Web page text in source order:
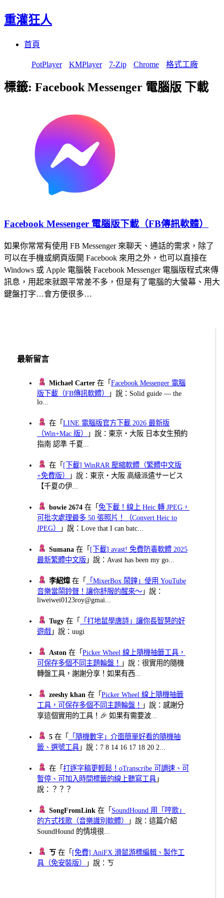
重灌狂人
首頁
PotPlayer KMPlayer 7-Zip Chrome 格式工廠
標籤: Facebook Messenger 電腦版 下載
Facebook Messenger 電腦版下載（FB傳訊軟體）
如果你常常有使用 FB Messenger 來聊天、通話的需求，除了
可以在手機或網頁版開 Facebook 來用之外，也可以直接在
Windows 或 Apple 電腦裝 Facebook Messenger 電腦版程式來傳
訊息，用起來就跟平常差不多，但是有了電腦的大螢幕、用大
鍵盤打字…會方便很多…
最新留言
Michael Carter 在「Facebook Messenger 電腦
版下載（FB傳訊軟體）
」說：Solid guide — the
lo...
在「LINE 電腦版官方下載 2026 最新版
（Win+Mac 版）
」說：東京・大阪 日本女生預約
指南 認準 千夏...
在「 [下載] WinRAR 壓縮軟體（繁體中文版
+免費版）
」說：東京・大阪 高級派遣サービス
【千夏の伊...
bowie 2674 在「免下載！線上 Heic 轉 JPEG，
可批次處理最多 50 張照片！（Convert Heic to
JPEG）
」說：Love that I can batc...
Sumana 在「 [下載] avast! 免費防毒軟體 2025
最新繁體中文版 」說：Avast has been my go...
李紹煒在「
「MixerBox 鬧鐘」使用 YouTube
音樂當鬧鈴聲！讓你舒服的醒來～ 」說：
liweiwei0123roy@gmai...
Tugy 在「
「打地鼠學唐詩」讓你長智慧的好
遊戲 」說：uugi
Aston 在「Picker Wheel 線上隨機抽籤工具，
可保存多個不同主題輪盤！
」說：很實用的隨機
轉盤工具，謝謝分享！如果有西...
zeeshy khan 在「Picker Wheel 線上隨機抽籤
工具，可保存多個不同主題輪盤！
」說：感謝分
享這個實用的工具！🎉 如果有需要波...
5 在「
「隨機數字」介面簡單好看的隨機抽
籤、選號工具 」說：7 8 14 16 17 18 20 2...
在「打逐字稿更輕鬆！oTranscribe 可調速、可
暫停、可加入時間標籤的線上聽寫工具 」
說：？？？
SongFromLink 在「 SoundHound 用「哼歌」
的方式找歌（音樂識別軟體）
」說：這篇介紹
SoundHound 的情境很...
ㄎ 在「 [免費] AniFX 滑鼠游標編輯、製作工
具（免安裝版）
」說：ㄎ